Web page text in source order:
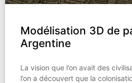
Modélisation 3D de
Argentine
La vision que l’on avait des
l’on a découvert que la